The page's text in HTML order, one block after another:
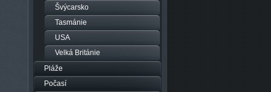
Švýcarsko
Tasmánie
USA
Velká Británie
Pláže
Počasí